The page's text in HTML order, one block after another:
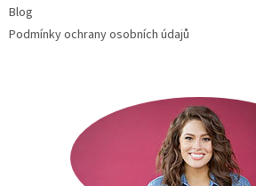
Blog
Podmínky ochrany osobních údajů